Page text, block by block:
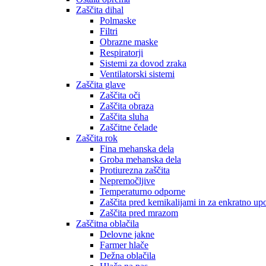
Zaščita dihal
Polmaske
Filtri
Obrazne maske
Respiratorji
Sistemi za dovod zraka
Ventilatorski sistemi
Zaščita glave
Zaščita oči
Zaščita obraza
Zaščita sluha
Zaščitne čelade
Zaščita rok
Fina mehanska dela
Groba mehanska dela
Protiurezna zaščita
Nepremočljive
Temperaturno odporne
Zaščita pred kemikalijami in za enkratno
Zaščita pred mrazom
Zaščitna oblačila
Delovne jakne
Farmer hlače
Dežna oblačila